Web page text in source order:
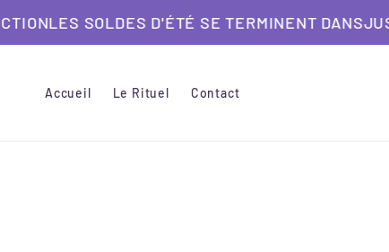
passer
LES SOLDES D'ÉTÉ SE TERMINENT DANS
Accueil Le Rituel Contact